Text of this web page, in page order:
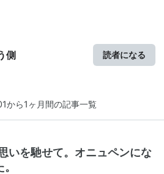
側 読者になる
から1ヶ月間の記事一覧
いを馳せて。オニュペンにな